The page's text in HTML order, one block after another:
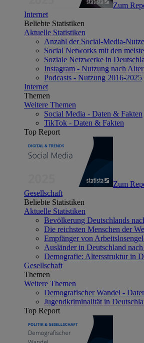
Zum
Internet
Beliebte Statistiken
Aktuelle Statistiken
Anzahl der Social-Media-
Social Networks mit den
Soziale Netzwerke in
Instagram - Nutzung nach
Podcasts - Nutzung 2016-2025
Internet
Themen
Weitere Themen
Social Media - Daten & Fakten
TikTok - Daten & Fakten
Top Report
Zum
Gesellschaft
Beliebte Statistiken
Aktuelle Statistiken
Bevölkerung Deutschlands
Die reichsten Menschen der
Empfänger von
Ausländer in Deutschland
Demografie: Altersstruktur in
Gesellschaft
Themen
Weitere Themen
Demografischer Wandel -
Jugendkriminalität in
Top Report